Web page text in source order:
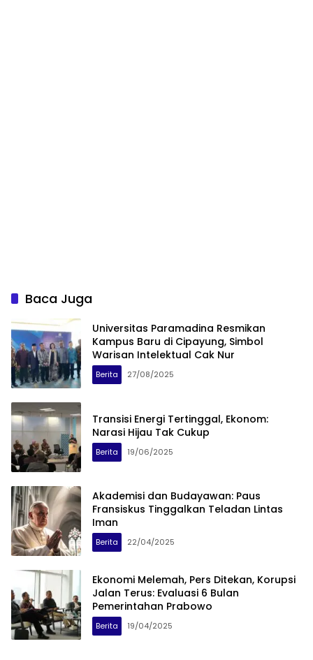
Baca Juga
Universitas Paramadina Resmikan
Kampus Baru di Cipayung, Simbol
Warisan Intelektual Cak Nur
Berita 27/08/2025
Transisi Energi Tertinggal, Ekonom:
Narasi Hijau Tak Cukup
Berita 19/06/2025
Akademisi dan Budayawan: Paus
Fransiskus Tinggalkan Teladan Lintas
Iman
Berita 22/04/2025
Ekonomi Melemah, Pers Ditekan, Korupsi
Jalan Terus: Evaluasi 6 Bulan
Pemerintahan Prabowo
Berita 19/04/2025